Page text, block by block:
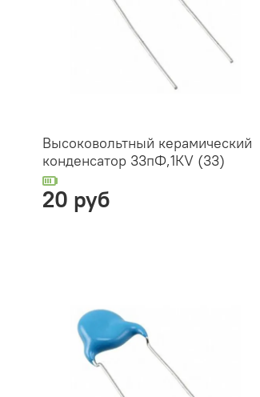
Высоковольтный керамический
конденсатор 33пФ,1КV (33)
20 руб